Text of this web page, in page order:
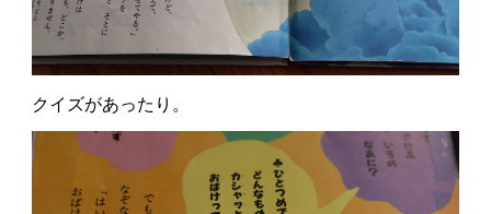
クイズがあったり。